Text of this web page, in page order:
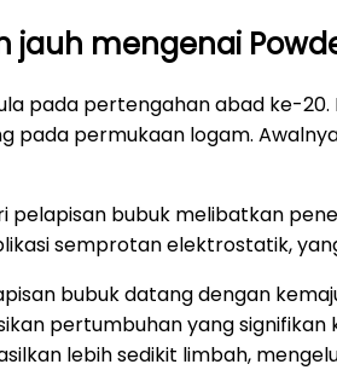
jauh mengenai
pada pertengahan abad ke-
pada permukaan logam.
pelapisan bubuk melibatkan
semprotan elektrostatik,
bubuk datang dengan
pertumbuhan yang
lebih sedikit limbah,